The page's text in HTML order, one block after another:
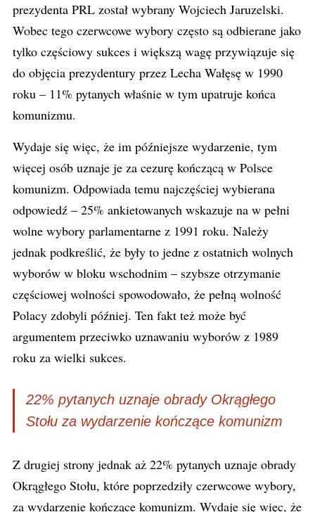
prezydenta PRL został wybrany Wojciech Jaruzelski.
Wobec tego czerwcowe wybory często są odbierane jako
tylko częściowy sukces i większą wagę przywiązuje się
do objęcia prezydentury przez Lecha Wałęsę w 1990
roku – 11% pytanych właśnie w tym upatruje końca
komunizmu.
Wydaje się więc, że im późniejsze wydarzenie, tym
więcej osób uznaje je za cezurę kończącą w Polsce
komunizm. Odpowiada temu najczęściej wybierana
odpowiedź – 25% ankietowanych wskazuje na w pełni
wolne wybory parlamentarne z 1991 roku. Należy
jednak podkreślić, że były to jedne z ostatnich wolnych
wyborów w bloku wschodnim – szybsze otrzymanie
częściowej wolności spowodowało, że pełną wolność
Polacy zdobyli później. Ten fakt też może być
argumentem przeciwko uznawaniu wyborów z 1989
roku za wielki sukces.
22% pytanych uznaje obrady Okrągłego
Stołu za wydarzenie kończące komunizm
Z drugiej strony jednak aż 22% pytanych uznaje obrady
Okrągłego Stołu, które poprzedziły czerwcowe wybory,
za wydarzenie kończące komunizm. Wydaje się więc, że